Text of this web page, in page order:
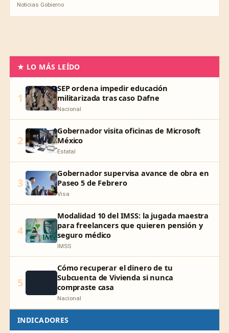
Noticias Gobierno
★ LO MÁS LEÍDO
1
SEP ordena impedir educación
militarizada tras caso Dafne
Nacional
2
Gobernador visita oficinas de Microsoft
México
Estatal
3
Gobernador supervisa avance de obra en
Paseo 5 de Febrero
Visa
4
Modalidad 10 del IMSS: la jugada maestra
para freelancers que quieren pensión y
seguro médico
IMSS
5
Cómo recuperar el dinero de tu
Subcuenta de Vivienda si nunca
compraste casa
Nacional
INDICADORES